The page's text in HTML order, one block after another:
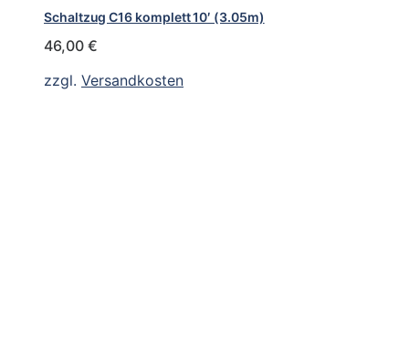
Schaltzug C16 komplett 10′ (3.05m)
46,00 €
zzgl. Versandkosten